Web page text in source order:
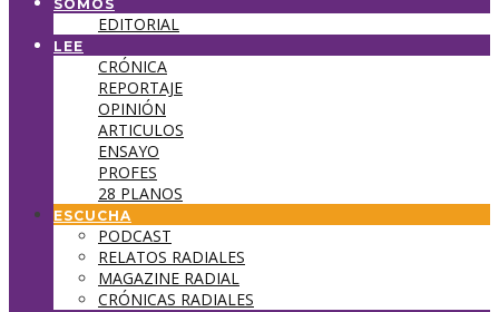
SOMOS
EDITORIAL
LEE
CRÓNICA
REPORTAJE
OPINIÓN
ARTICULOS
ENSAYO
PROFES
28 PLANOS
ESCUCHA
PODCAST
RELATOS RADIALES
MAGAZINE RADIAL
CRÓNICAS RADIALES